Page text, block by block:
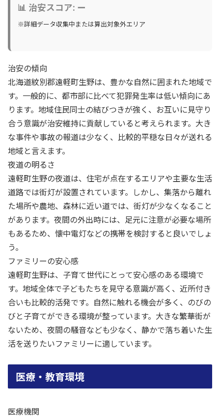
📊 治安スコア: ー
※詳細データ収集中または算出対象外エリア
治安の傾向
北海道紋別郡遠軽町生野は、豊かな自然に囲まれた地域で
す。一般的に、都市部に比べて犯罪発生率は低い傾向にあ
ります。地域住民同士の結びつきが強く、お互いに見守り
合う意識が治安維持に貢献していると考えられます。大き
な事件や事故の報道は少なく、比較的平穏な日々が送れる
地域と言えます。
夜道の明るさ
遠軽町生野の夜道は、住宅が点在するエリアや主要な生活
道路では街灯が設置されています。しかし、集落から離れ
た場所や農地、森林に近い道では、街灯が少なくなること
があります。夜間の外出時には、足元に注意が必要な場所
もあるため、懐中電灯などの携帯を検討すると良いでしょ
う。
ファミリーの安心感
遠軽町生野は、子育て世代にとって安心感のある環境で
す。地域全体で子どもたちを見守る意識が高く、近所付き
合いも比較的活発です。自然に触れる機会が多く、のびの
びと子育てができる環境が整っています。大きな繁華街が
ないため、夜間の騒音なども少なく、静かで落ち着いた生
活を送りたいファミリーに適しています。
医療・教育環境
医療機関